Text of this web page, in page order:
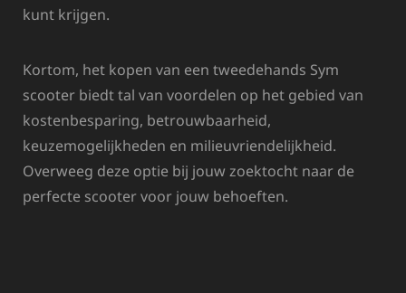
kunt krijgen.
Kortom, het kopen van een tweedehands Sym
scooter biedt tal van voordelen op het gebied van
kostenbesparing, betrouwbaarheid,
keuzemogelijkheden en milieuvriendelijkheid.
Overweeg deze optie bij jouw zoektocht naar de
perfecte scooter voor jouw behoeften.